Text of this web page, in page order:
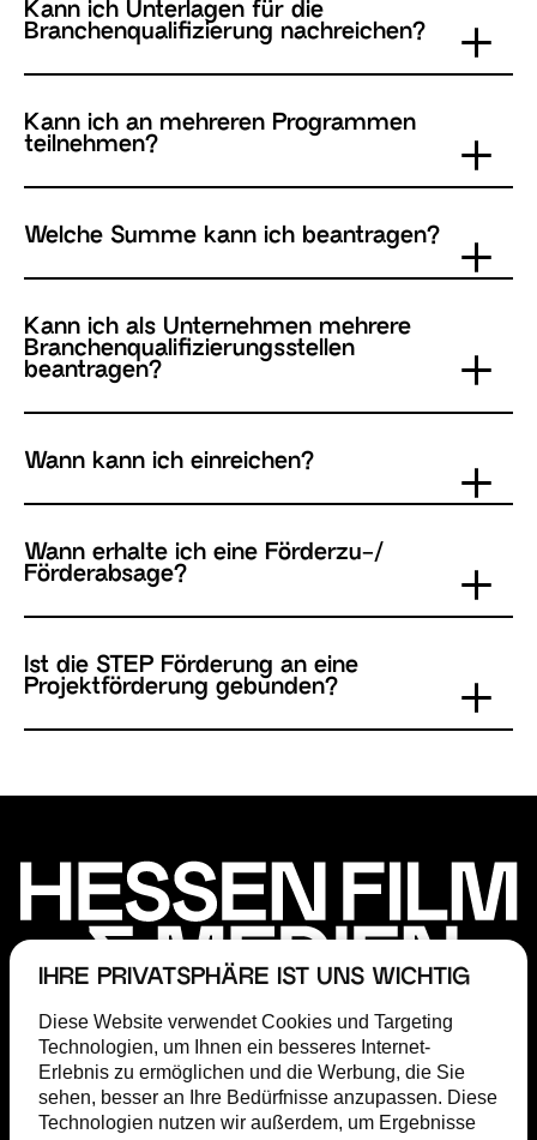
IHRE PRIVATSPHÄRE IST UNS WICHTIG
Diese Website verwendet Cookies und Targeting
Technologien, um Ihnen ein besseres Internet-
Erlebnis zu ermöglichen und die Werbung, die Sie
sehen, besser an Ihre Bedürfnisse anzupassen. Diese
Technologien nutzen wir außerdem, um Ergebnisse
Kann ich Unterlagen für die
Branchenqualifizierung nachreichen?
Kann ich an mehreren Programmen
teilnehmen?
Welche Summe kann ich beantragen?
Kann ich als Unternehmen mehrere
Branchenqualifizierungsstellen
beantragen?
Wann kann ich einreichen?
Wann erhalte ich eine Förderzu-/
Förderabsage?
Ist die STEP Förderung an eine
Projektförderung gebunden?
FÖRDERUNG
FILM COMMISSION
ABOUT